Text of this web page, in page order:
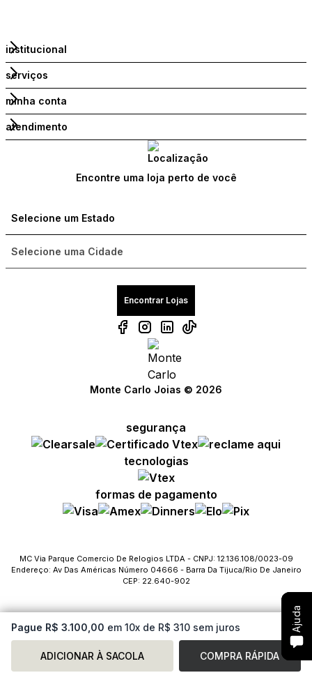
Pague R$ 3.100,00 em 10x de R$ 310 sem juros
ADICIONAR À SACOLA COMPRA RÁPIDA
Compre com um Embaixador
Consulte seu pedido
Solicite troca ou devolução
Fale com o SAC
Ajuda
Compre com um Embaixador
Consulte seu pedido
Solicite troca ou devolução
Fale com o SAC
Ajuda
institucional
serviços
minha conta
atendimento
Encontre uma loja perto de você
Encontrar Lojas
Monte Carlo Joias © 2026
segurança
tecnologias
formas de pagamento
MC Via Parque Comercio De Relogios LTDA - CNPJ: 12.136.108/0023-09
Endereço: Av Das Américas Número 04666 - Barra Da Tijuca/Rio De Janeiro
CEP: 22.640-902
Compre com um Embaixador
Consulte seu pedido
Solicite troca ou devolução
Fale com o SAC
Ajuda